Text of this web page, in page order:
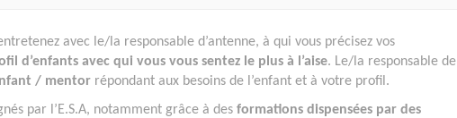
avec le/la responsable d’antenne, à qui vous précisez vos
d’enfants avec qui vous vous sentez le plus à l’aise. Le/la responsable de
/ mentor répondant aux besoins de l’enfant et à votre profil.
par l’E.S.A, notamment grâce à des formations dispensées par des